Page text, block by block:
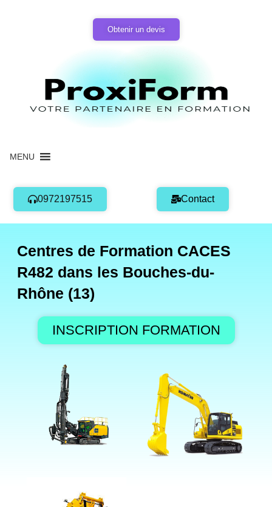
Obtenir un devis
MENU
0972197515 Contact
Centres de Formation CACES
R482 dans les Bouches-du-
Rhône (13)
INSCRIPTION FORMATION